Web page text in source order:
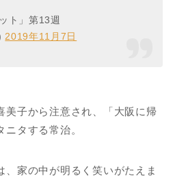
ト」第13週
2019年11月7日
美子から注意され、「大阪に帰
タする常治。
、家の中が明るく笑いがたえま